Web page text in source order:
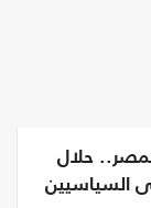
بمصر.. حلال
السياسيين